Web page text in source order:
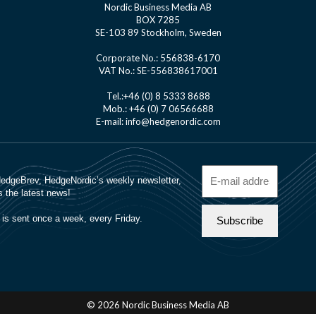
Nordic Business Media AB
BOX 7285
SE-103 89 Stockholm, Sweden
Corporate No.: 556838-6170
VAT No.: SE-556838617001
Tel.:+46 (0) 8 5333 8688
Mob.: +46 (0) 7 06566688
E-mail: info@hedgenordic.com
© 2026 Nordic Business Media AB